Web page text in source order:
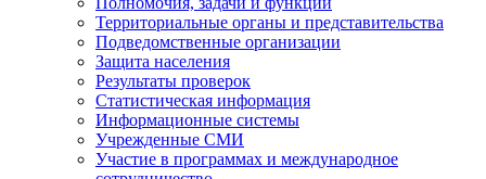
Территориальные органы и представительства
Подведомственные организации
Защита населения
Результаты проверок
Статистическая информация
Информационные системы
Учрежденные СМИ
Участие в программах и международное